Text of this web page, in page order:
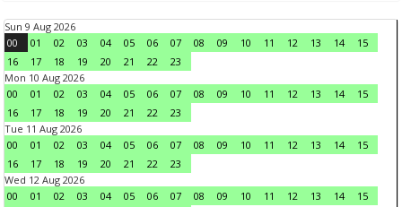
Sun 9 Aug 2026
00
01 02 03 04 05 06 07 08 09 10 11 12 13 14
15
16
17 18 19 20 21 22
23
Mon 10 Aug 2026
00
01 02 03 04 05 06 07 08 09 10 11 12 13 14
15
16
17 18 19 20 21 22
23
Tue 11 Aug 2026
00
01 02 03 04 05 06 07 08 09 10 11 12 13 14
15
16
17 18 19 20 21 22
23
Wed 12 Aug 2026
00
01 02 03 04 05 06 07 08 09 10 11 12 13 14
15